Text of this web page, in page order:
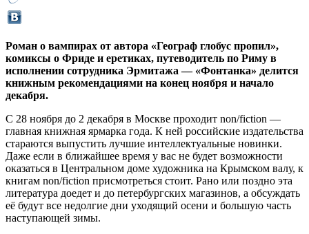
Роман о вампирах от автора «Географ глобус пропил»,
комиксы о Фриде и еретиках, путеводитель по Риму в
исполнении сотрудника Эрмитажа — «Фонтанка» делится
книжным рекомендациями на конец ноября и начало
декабря.
С 28 ноября до 2 декабря в Москве проходит non/fiction —
главная книжная ярмарка года. К ней российские издательства
стараются выпустить лучшие интеллектуальные новинки.
Даже если в ближайшее время у вас не будет возможности
оказаться в Центральном доме художника на Крымском валу, к
книгам non/fiction присмотреться стоит. Рано или поздно эта
литература доедет и до петербургских магазинов, а обсуждать
её будут все недолгие дни уходящий осени и большую часть
наступающей зимы.